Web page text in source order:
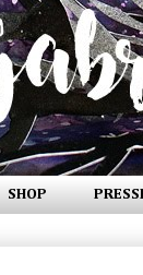
SHOP